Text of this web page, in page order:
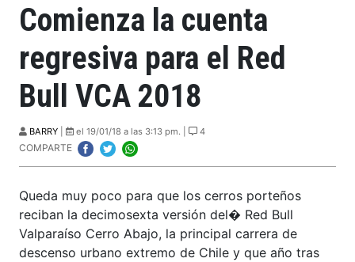
Comienza la cuenta
regresiva para el Red
Bull VCA 2018
BARRY el 19/01/18 a las 3:13 pm. | 4
COMPARTE
Queda muy poco para que los cerros porteños
reciban la decimosexta versión del� Red Bull
Valparaíso Cerro Abajo, la principal carrera de
descenso urbano extremo de Chile y que año tras